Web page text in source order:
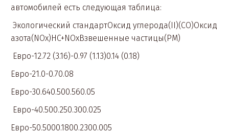
автомобилей есть следующая таблица:
Экологический стандартОксид углерода(II)(CO)Оксид
азота(NOx)HC+NOxВзвешенные частицы(PM)
Евро-12.72 (3.16)-0.97 (1.13)0.14 (0.18)
Евро-21.0-0.70.08
Евро-30.640.500.560.05
Евро-40.500.250.300.025
Евро-50.5000.1800.2300.005